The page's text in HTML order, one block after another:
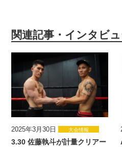
関連記事・インタビ
2025年3月30日 大会情報
3.30 佐藤執斗が計量クリアー